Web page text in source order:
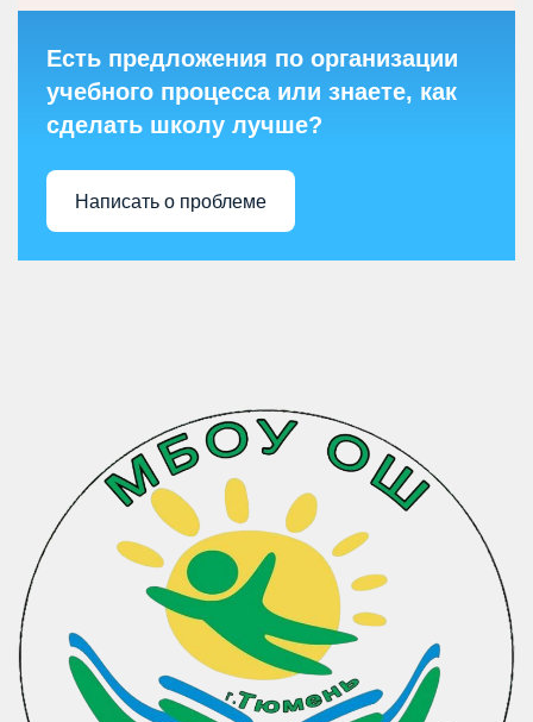
Есть предложения по организации
учебного процесса или знаете, как
сделать школу лучше?
Написать о проблеме